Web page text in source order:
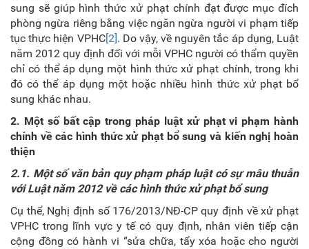
sung sẽ giúp hình thức xử phạt chính đạt được mục đích
phòng ngừa riêng bằng việc ngăn ngừa người vi phạm tiếp
tục thực hiện VPHC[2]. Do vậy, về nguyên tắc áp dụng, Luật
năm 2012 quy định đối với mỗi VPHC người có thẩm quyền
chỉ có thể áp dụng một hình thức xử phạt chính, trong khi
đó có thể áp dụng một hoặc nhiều hình thức xử phạt bổ
sung khác nhau.
2. Một số bất cập trong pháp luật xử phạt vi phạm hành
chính về các hình thức xử phạt bổ sung và kiến nghị hoàn
thiện
2.1. Một số văn bản quy phạm pháp luật có sự mâu thuẫn
với Luật năm 2012 về các hình thức xử phạt bổ sung
Cụ thể, Nghị định số 176/2013/NĐ-CP quy định về xử phạt
VPHC trong lĩnh vực y tế có quy định, nhân viên tiếp cận
cộng đồng có hành vi “sửa chữa, tẩy xóa hoặc cho người